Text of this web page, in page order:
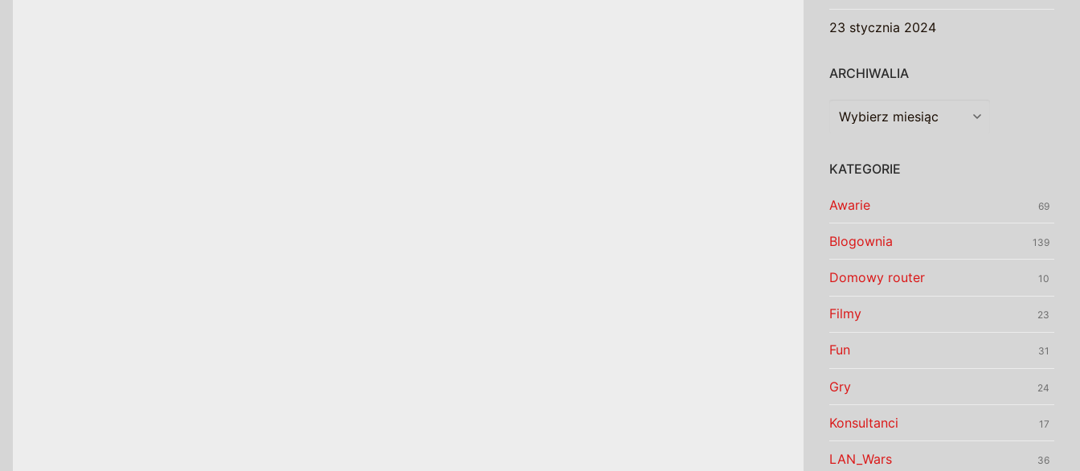
23 stycznia 2024
ARCHIWALIA
Archiwalia
KATEGORIE
Awarie 69
Blogownia 139
Domowy router 10
Filmy 23
Fun 31
Gry 24
Konsultanci 17
LAN_Wars 36